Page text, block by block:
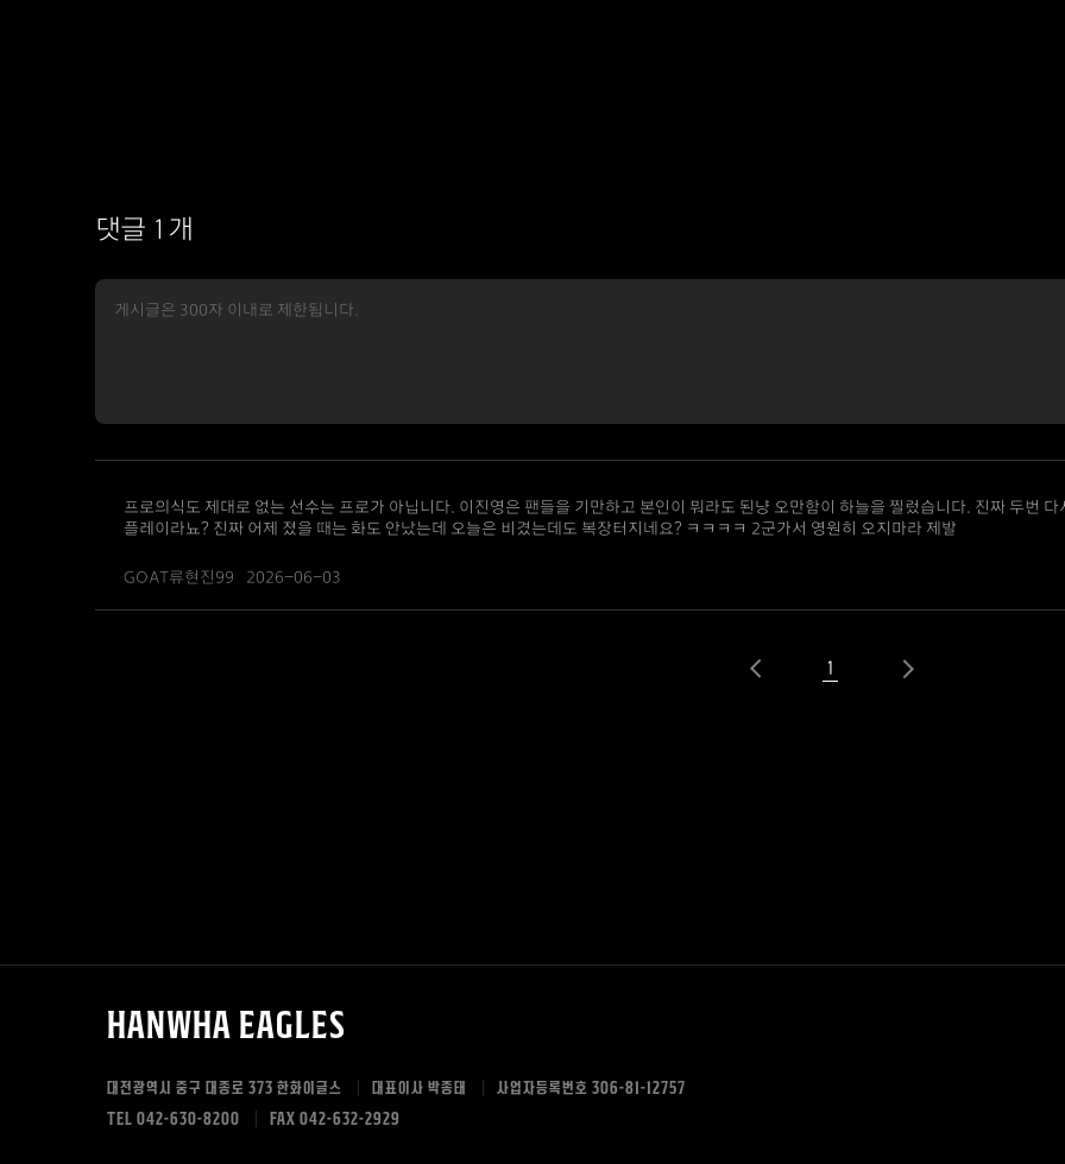
댓글 1개
프로의식도 제대로 없는 선수는 프로가 아닙니다. 이진영은 팬들을 기만하고 본인이 뭐라도 된냥 오만함이 하늘을 찔렀습니다. 진짜 두번
플레이라뇨? 진짜 어제 졌을 때는 화도 안났는데 오늘은 비겼는데도 복장터지네요? ㅋㅋㅋㅋ 2군가서 영원히 오지마라 제발
GOAT류현진99 2026-06-03
1
Hanwha Eagles
대전광역시 중구 대종로 373 한화이글스 대표이사 박종태
사업자등록번호 306-81-12757
TEL 042-630-8200
FAX 042-632-2929